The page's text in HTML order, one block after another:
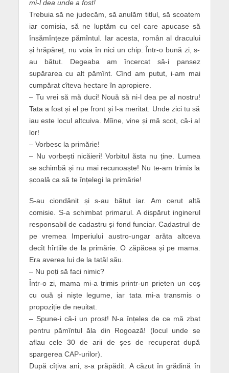
mi-l dea unde a fost!
Trebuia să ne judecăm, să anulăm titlul, să scoatem
iar comisia, să ne luptăm cu cel care apucase să
însămînțeze pămîntul. Iar acesta, român al dracului
și hrăpăreț, nu voia în nici un chip. Într-o bună zi, s-
au bătut. Degeaba am încercat să-i pansez
supărarea cu alt pămînt. Cînd am putut, i-am mai
cumpărat cîteva hectare în apropiere.
– Tu vrei să mă duci! Nouă să ni-l dea pe al nostru!
Tata a fost și el pe front și l-a meritat. Unde zici tu să
iau este locul altcuiva. Mîine, vine și mă scot, că-i al
lor!
– Vorbesc la primărie!
– Nu vorbești nicăieri! Vorbitul ăsta nu ține. Lumea
se schimbă și nu mai recunoaște! Nu te-am trimis la
școală ca să te înțelegi la primărie!
S-au ciondănit și s-au bătut iar. Am cerut altă
comisie. S-a schimbat primarul. A dispărut inginerul
responsabil de cadastru și fond funciar. Cadastrul de
pe vremea Imperiului austro-ungar arăta altceva
decît hîrtiile de la primărie. O zăpăcea și pe mama.
Era averea lui de la tatăl său.
– Nu poți să faci nimic?
Într-o zi, mama mi-a trimis printr-un prieten un coș
cu ouă și niște legume, iar tata mi-a transmis o
propoziție de neuitat.
– Spune-i că-i un prost! N-a înțeles de ce mă zbat
pentru pămîntul ăla din Rogoază! (locul unde se
aflau cele 30 de arii de șes de recuperat după
spargerea CAP-urilor).
După cîțiva ani, s-a prăpădit. A căzut în grădină în